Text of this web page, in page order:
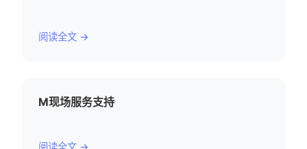
阅读全文 →
M现场服务支持
阅读全文 →